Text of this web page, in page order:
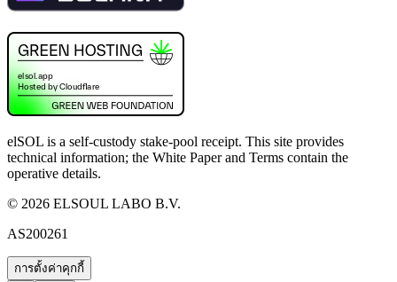
elSOL is a self-custody stake-pool receipt. This site provides
technical information; the White Paper and Terms contain the
operative details.
© 2026 ELSOUL LABO B.V.
AS200261
การตั้งค่าคุกกี้